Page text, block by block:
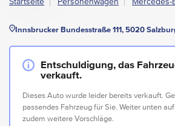
Startseite Personenwagen Mercedes-
Innsbrucker Bundesstraße 111, 5020
Entschuldigung, das
verkauft.
Dieses Auto wurde leider bereits verkauft.
passendes Fahrzeug für Sie. Weiter unten
zudem weitere Vorschläge.